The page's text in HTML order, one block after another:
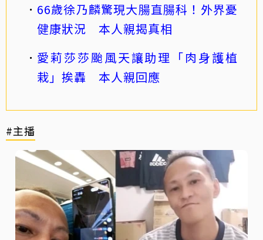
66歲徐乃麟驚現大腸直腸科！外界憂
健康狀況 本人親揭真相
愛莉莎莎颱風天讓助理「肉身護植
栽」挨轟 本人親回應
#主播